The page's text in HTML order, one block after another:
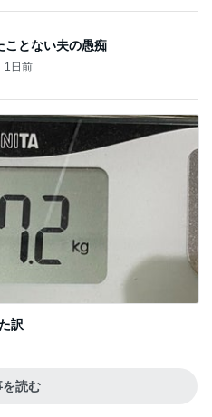
ことない夫の愚痴
1日前
訳
を読む